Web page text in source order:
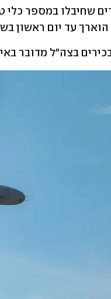
עד יום ראשון
בצה"ל מדובר